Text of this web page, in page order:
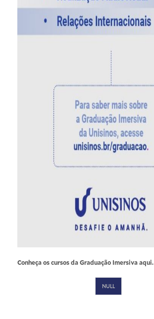
Conheça os cursos da Graduação Imersivaaqui.
NULL